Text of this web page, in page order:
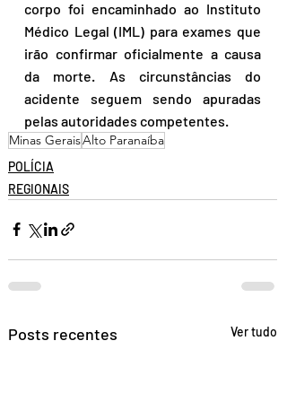
corpo foi encaminhado ao Instituto
Médico Legal (IML) para exames que
irão confirmar oficialmente a causa
da morte. As circunstâncias do
acidente seguem sendo apuradas
pelas autoridades competentes.
Minas GeraisAlto Paranaíba
POLÍCIA
REGIONAIS
Posts recentes Ver tudo